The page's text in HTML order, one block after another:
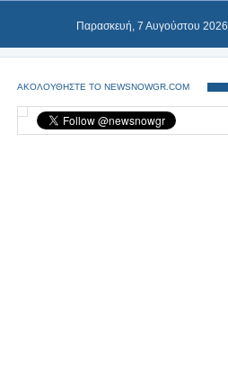
Παρασκευή, 7 Αυγούστου 2026
ΑΚΟΛΟΥΘΗΣΤΕ ΤΟ NEWSNOWGR.COM